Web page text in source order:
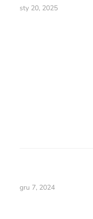
sty 20, 2025
gru 7, 2024